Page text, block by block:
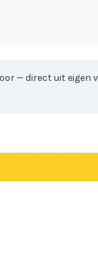
— direct uit eigen